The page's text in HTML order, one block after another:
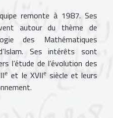
remonte à 1987. Ses
autour du thème de
des Mathématiques
Ses intérêts sont
l’étude de l’évolution des
e et le XVIIe siècle et leurs